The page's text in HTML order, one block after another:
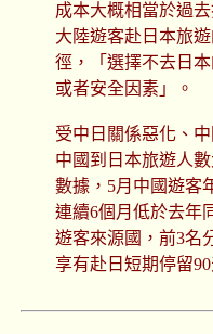
成本大概相當於過
大陸遊客赴日本旅
徑，「選擇不去日
或者安全因素」。
受中日關係惡化、
中國到日本旅遊人
數據，5月中國遊客
連續6個月低於去年
遊客來源國，前3名
享有赴日短期停留